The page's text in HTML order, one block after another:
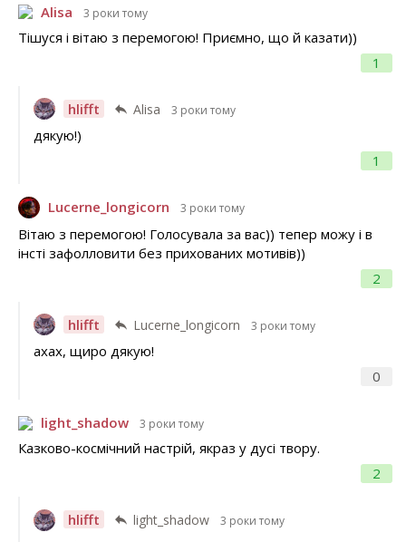
Alisa 3 роки тому
1
Тішуся і вітаю з перемогою! Приємно, що й казати))
hlifft Alisa 3 роки тому
1
дякую!)
Lucerne_longicorn 3 роки тому
2
Вітаю з перемогою! Голосувала за вас)) тепер можу і в
інсті зафолловити без прихованих мотивів))
hlifft Lucerne_longicorn 3 роки тому
0
ахах, щиро дякую!
light_shadow 3 роки тому
2
Казково-космічний настрій, якраз у дусі твору.
hlifft light_shadow 3 роки тому